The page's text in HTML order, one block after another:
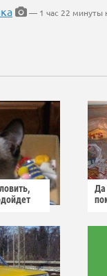
— 1 час 22 минуты
Да